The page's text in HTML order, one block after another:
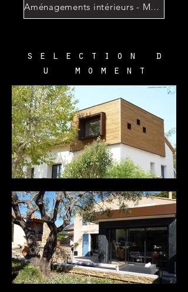
Aménagements intérieurs - Mobilier
s e l e c t i o n d
u m o m e n t